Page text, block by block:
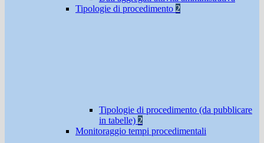
Tipologie di procedimento 2
Tipologie di procedimento (da pubblicare
in tabelle) 2
Monitoraggio tempi procedimentali